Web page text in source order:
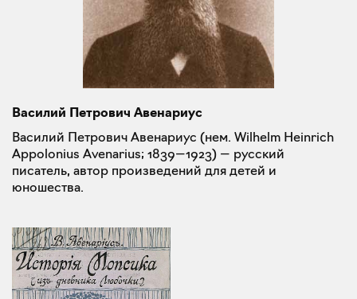
Василий Петрович Авенариус
Василий Петрович Авенариус (нем. Wilhelm Heinrich
Appolonius Avenarius; 1839—1923) — русский
писатель, автор произведений для детей и
юношества.